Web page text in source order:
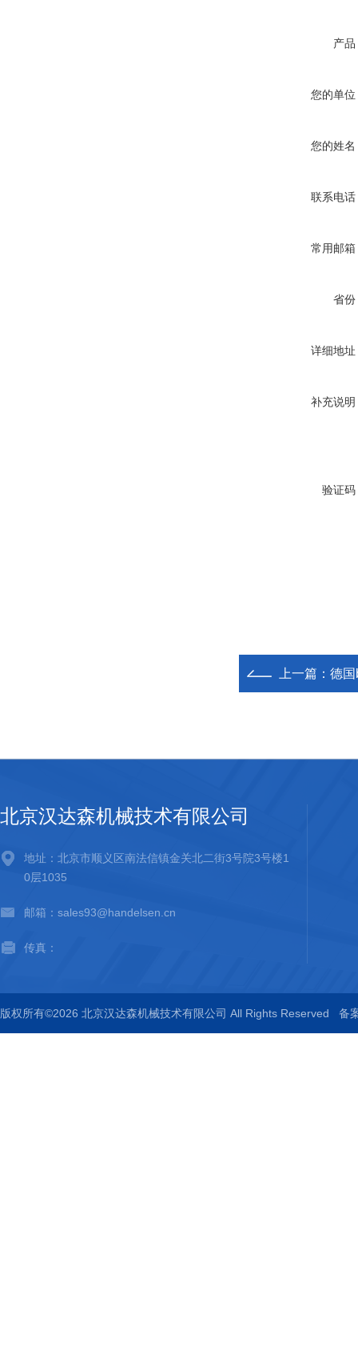
产品
您的单位
您的姓名
联系电话
常用邮箱
省份
详细地址
补充说明
验证码
上一篇： 德
北京汉达森机械技术有限公司
地址：北京市顺义区南法信镇金关北二街3号院3号楼1
0层1035
邮箱：sales93@handelsen.cn
传真：
版权所有©2026 北京汉达森机械技术有限公司 All Rights Reserved 备